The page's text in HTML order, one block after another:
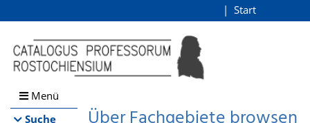
Browsen
direkt zum Inhalt
Start
Menü
Suche